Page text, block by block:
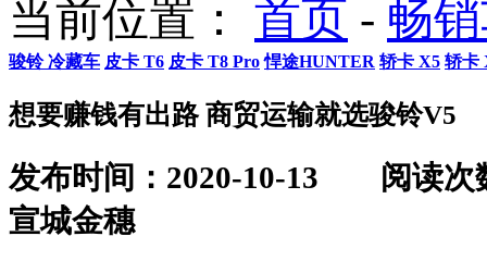
当前位置：
首页 - 畅
骏铃 冷藏车 皮卡 T6 皮卡 T8 Pro 悍途HUNTER 轿卡 X5 轿卡
想要赚钱有出路 商贸运输就选骏铃V5
发布时间：2020-10-13
阅读次
宣城金穗